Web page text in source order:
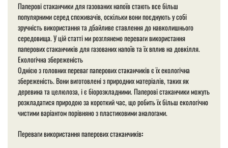
Паперові стаканчики для газованих напоїв стають все більш
популярними серед споживачів, оскільки вони поєднують у собі
зручність використання та дбайливе ставлення до навколишнього
середовища. У цій статті ми розглянемо переваги використання
паперових стаканчиків для газованих напоїв та їх вплив на довкілля.
Екологічна збереженість
Однією з головних переваг паперових стаканчиків є їх екологічна
збереженість. Вони виготовлені з природних матеріалів, таких як
деревина та целюлоза, і є біорозкладними. Паперові стаканчики можуть
розкладатися природою за короткий час, що робить їх більш екологічно
чистими варіантом порівняно з пластиковими аналогами.
Переваги використання паперових стаканчиків: